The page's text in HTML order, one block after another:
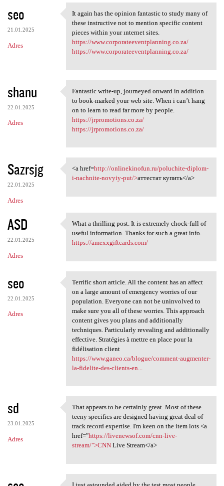
K
o
m
e
a
r
z
seo
21.01.2025
Adres
It again has the opinion
It again has the opinion fantastic to study many of
these instructive not to mention specific content
pieces within your ınternet sites.
https://www.corporateeventplanning.co.za/
https://www.corporateeventplanning.co.za/
shanu
22.01.2025
Adres
Fantastic write-up, journeyed
Fantastic write-up, journeyed onward in addition
to book-marked your web site. When i can’t hang
on to learn to read far more by people.
https://jrpromotions.co.za/
https://jrpromotions.co.za/
Sazrsjg
22.01.2025
Adres
<a href=http://onlinekinofun
<a href=http://onlinekinofun.ru/poluchite-diplom-
i-nachnite-novyiy-put/>аттестат купить</a>
ASD
22.01.2025
Adres
What a thrilling post. It is
What a thrilling post. It is extremely chock-full of
useful information. Thanks for such a great info.
https://amexxgiftcards.com/
seo
22.01.2025
Adres
Terrific short article. All
Terrific short article. All the content has an affect
on a large amount of emergency worries of our
population. Everyone can not be uninvolved to
make sure you all of these worries. This approach
content gives you plans and additionally
techniques. Particularly revealing and additionally
effective. Stratégies à mettre en place pour la
fidélisation client
https://www.ganeo.ca/blogue/comment-augmenter-
la-fidelite-des-clients-en...
sd
23.01.2025
Adres
That appears to be certainly
That appears to be certainly great. Most of these
teeny specifics are designed having great deal of
track record expertise. I'm keen on the item lots <a
href="https://livenewsof.com/cnn-live-
stream/">CNNLive Stream</a>